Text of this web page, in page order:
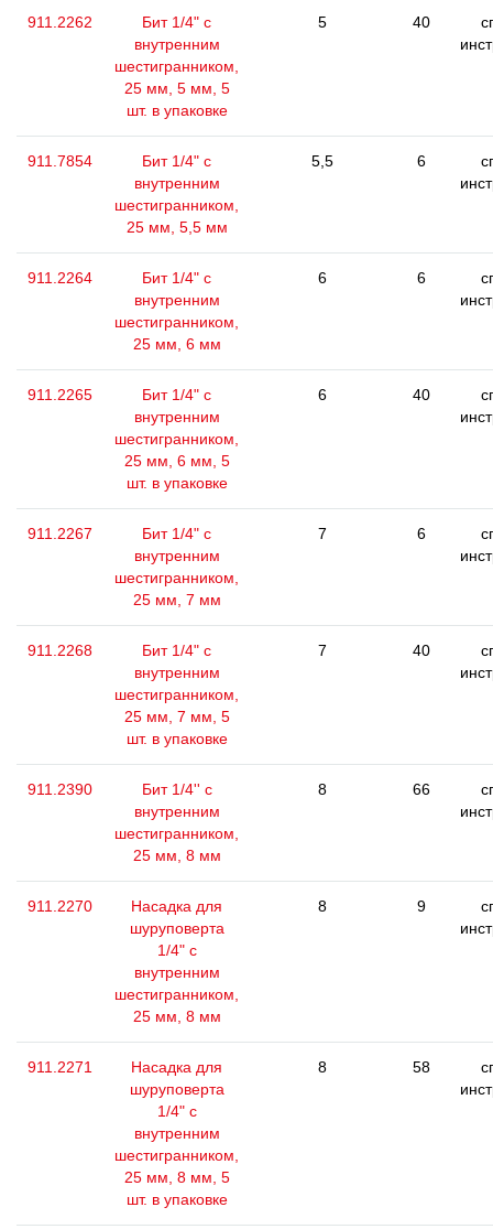
911.2262
Бит 1/4" с
внутренним
шестигранником,
25 мм, 5 мм, 5
шт. в упаковке
5 40
911.7854
Бит 1/4" с
внутренним
шестигранником,
25 мм, 5,5 мм
5,5 6
911.2264
Бит 1/4" с
внутренним
шестигранником,
25 мм, 6 мм
6 6
911.2265
Бит 1/4" с
внутренним
шестигранником,
25 мм, 6 мм, 5
шт. в упаковке
6 40
911.2267
Бит 1/4" с
внутренним
шестигранником,
25 мм, 7 мм
7 6
911.2268
Бит 1/4" с
внутренним
шестигранником,
25 мм, 7 мм, 5
шт. в упаковке
7 40
911.2390
Бит 1/4'' с
внутренним
шестигранником,
25 мм, 8 мм
8 66
911.2270
Насадка для
шуруповерта
1/4" с
внутренним
шестигранником,
25 мм, 8 мм
8 9
911.2271
Насадка для
шуруповерта
1/4" с
внутренним
шестигранником,
25 мм, 8 мм, 5
шт. в упаковке
8 58